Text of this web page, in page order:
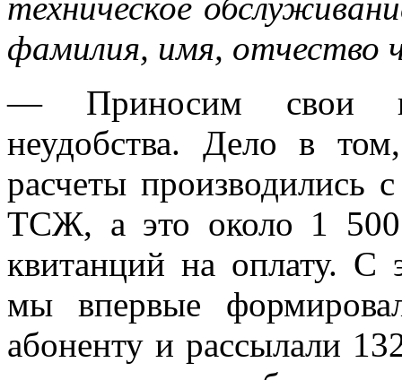
техническое
фамилия, имя, отчество
— Приносим свои
неудобства. Дело в
расчеты
ТСЖ, а это около 1 500
квитанций на оплату. С
мы впервые
абоненту и рассылали